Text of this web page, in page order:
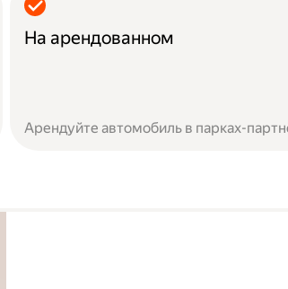
На арендованном
Арендуйте автомобиль в парках-